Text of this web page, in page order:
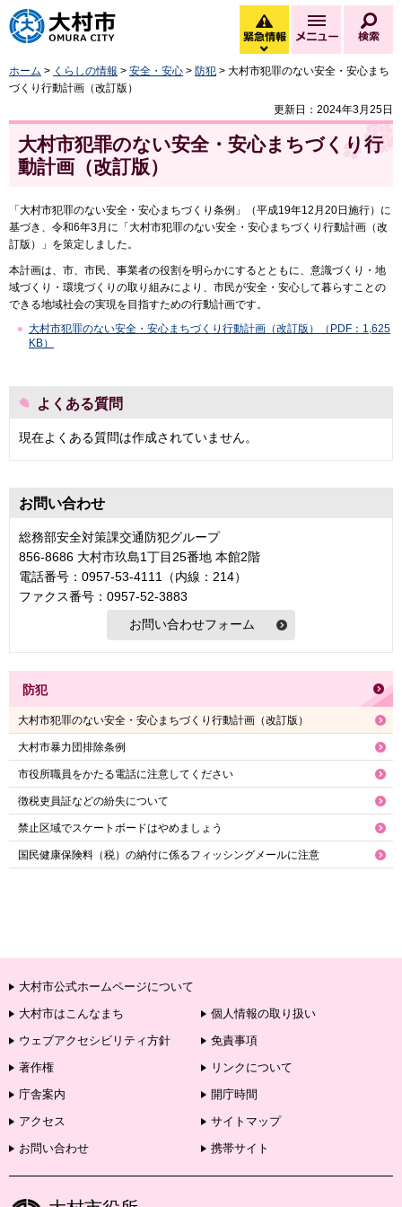
大村市
緊急情報
緊急情報を開く
メニュー
ホーム > くらしの情報 > 安全・安心 > 防犯 > 大村市犯罪のない安全・安心まち
づくり行動計画（改訂版）
更新日：2024年3月25日
大村市犯罪のない安全・安心まちづくり行
動計画（改訂版）
「大村市犯罪のない安全・安心まちづくり条例」（平成19年12月20日施行）に
基づき、令和6年3月に「大村市犯罪のない安全・安心まちづくり行動計画（改
訂版）」を策定しました。
本計画は、市、市民、事業者の役割を明らかにするとともに、意識づくり・地
域づくり・環境づくりの取り組みにより、市民が安全・安心して暮らすことの
できる地域社会の実現を目指すための行動計画です。
大村市犯罪のない安全・安心まちづくり行動計画（改訂版）（PDF：1,625
KB）
よくある質問
現在よくある質問は作成されていません。
お問い合わせ
総務部安全対策課交通防犯グループ
856-8686 大村市玖島1丁目25番地 本館2階
電話番号：0957-53-4111（内線：214）
ファクス番号：0957-52-3883
防犯
大村市犯罪のない安全・安心まちづくり行動計画（改訂版）
大村市暴力団排除条例
市役所職員をかたる電話に注意してください
徴税吏員証などの紛失について
禁止区域でスケートボードはやめましょう
国民健康保険料（税）の納付に係るフィッシングメールに注意
大村市公式ホームページについて
大村市はこんなまち
個人情報の取り扱い
ウェブアクセシビリティ方針
免責事項
著作権
リンクについて
庁舎案内
開庁時間
アクセス
サイトマップ
お問い合わせ
携帯サイト